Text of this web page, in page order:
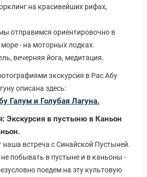
на красивейших рифах,
отправимся ориентировочно в
- на моторных лодках.
вечерняя йога, медитация.
экскурсия в Рас Абу
описана здесь:
Галум и Голубая Лагуна.
Экскурсия в пустыню в Каньон
наша встреча с Синайской Пустыней.
побывать в пустыне и в каньоны -
поедем на эту культовую